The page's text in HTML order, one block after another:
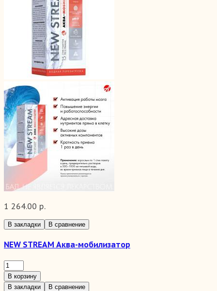
1 264.00 р.
В закладки В сравнение
NEW STREAM Аква-мобилизатор
В корзину
В закладки
В сравнение